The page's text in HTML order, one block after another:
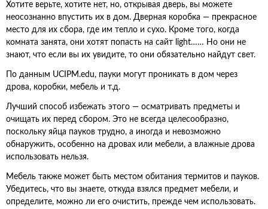
Хотите верьте, хотите нет, но, открывая дверь, вы можете
неосознанно впустить их в дом. Дверная коробка — прекрасное
место для их сбора, где им тепло и сухо. Кроме того, когда
комната занята, они хотят попасть на сайт light…… Но они не
знают, что если вы их увидите, то они обязательно найдут свет.
По данным UCIPM.edu, пауки могут проникать в дом через
дрова, коробки, мебель и т.д.
Лучший способ избежать этого — осматривать предметы и
очищать их перед сбором. Это не всегда целесообразно,
поскольку яйца пауков трудно, а иногда и невозможно
обнаружить, особенно на дровах или мебели, а влажные дрова
использовать нельзя.
Мебель также может быть местом обитания термитов и пауков.
Убедитесь, что вы знаете, откуда взялся предмет мебели, и
определите, можно ли его очистить, прежде чем использовать.